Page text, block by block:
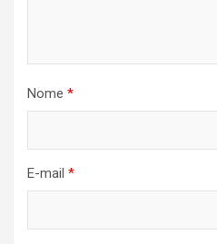
Nome *
E-mail *